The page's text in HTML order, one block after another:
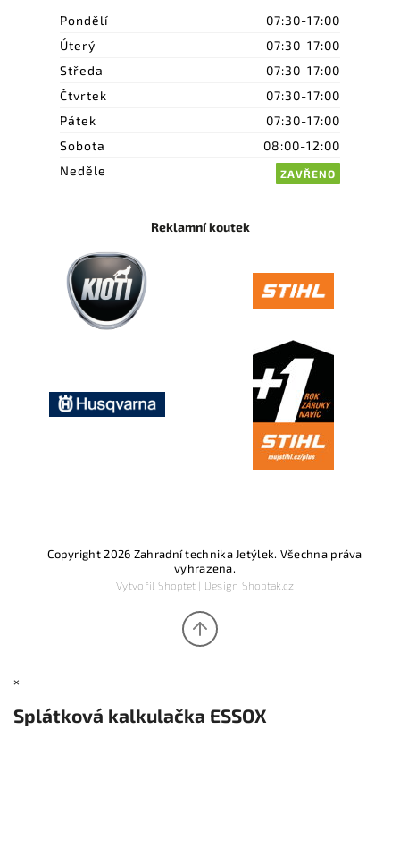
Pondělí
07:30-17:00
Úterý
07:30-17:00
Středa
07:30-17:00
Čtvrtek
07:30-17:00
Pátek
07:30-17:00
Sobota
08:00-12:00
Neděle
ZAVŘENO
Reklamní koutek
Copyright 2026 Zahradní technika Jetýlek. Všechna práva
vyhrazena.
Vytvořil Shoptet| Design Shoptak.cz
×
Splátková kalkulačka ESSOX